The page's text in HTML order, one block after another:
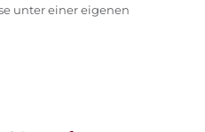
unter einer eigenen